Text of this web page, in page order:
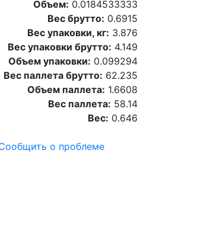
Объем: 0.0184533333
Вес брутто: 0.6915
Вес упаковки, кг: 3.876
Вес упаковки брутто: 4.149
Объем упаковки: 0.099294
Вес паллета брутто: 62.235
Объем паллета: 1.6608
Вес паллета: 58.14
Вес: 0.646
о проблеме